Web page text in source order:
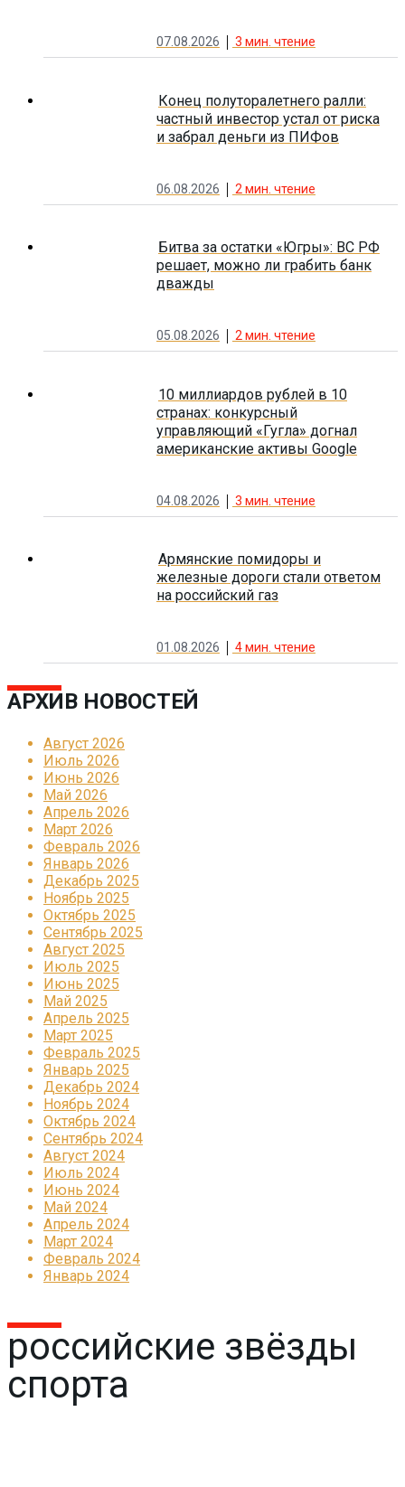
07.08.2026 3 мин. чтение
Конец полуторалетнего ралли:
частный инвестор устал от риска
и забрал деньги из ПИФов
06.08.2026 2 мин. чтение
Битва за остатки «Югры»: ВС РФ
решает, можно ли грабить банк
дважды
05.08.2026 2мин. чтение
10 миллиардов рублей в 10
странах: конкурсный
управляющий «Гугла» догнал
американские активы Google
04.08.2026 3 мин. чтение
Армянские помидоры и
железные дороги стали ответом
на российский газ
01.08.2026 4мин. чтение
АРХИВ НОВОСТЕЙ
Август 2026
Июль 2026
Июнь 2026
Май 2026
Апрель 2026
Март 2026
Февраль 2026
Январь 2026
Декабрь 2025
Ноябрь 2025
Октябрь 2025
Сентябрь 2025
Август 2025
Июль 2025
Июнь 2025
Май 2025
Апрель 2025
Март 2025
Февраль 2025
Январь 2025
Декабрь 2024
Ноябрь 2024
Октябрь 2024
Сентябрь 2024
Август 2024
Июль 2024
Июнь 2024
Май 2024
Апрель 2024
Март 2024
Февраль 2024
Январь 2024
российские звёзды
спорта